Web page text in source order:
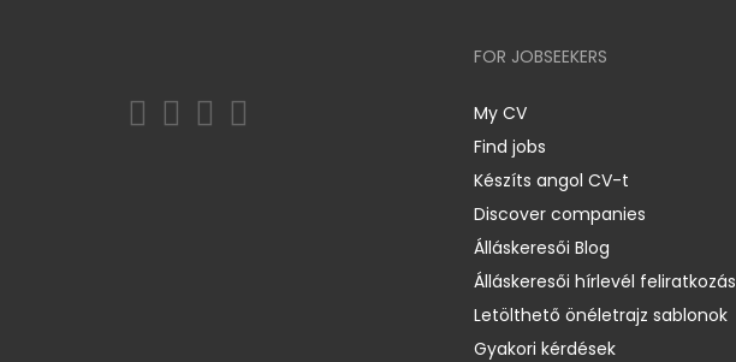
FOR JOBSEEKERS
My CV
Find jobs
Készíts angol CV-t
Discover companies
Álláskeresői Blog
Álláskeresői hírlevél feliratkozás
Letölthető önéletrajz sablonok
Gyakori kérdések